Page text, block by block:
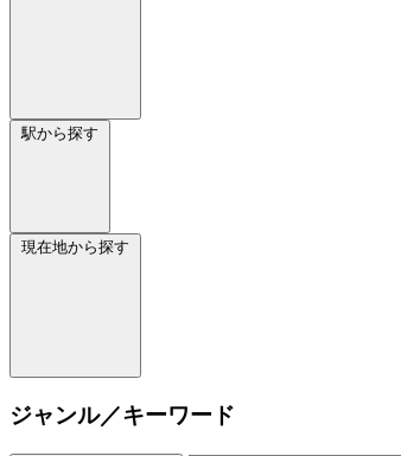
駅から探す
現在地から探す
ジャンル／キーワード